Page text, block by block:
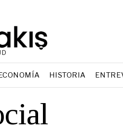
ECONOMÍA HISTORIA